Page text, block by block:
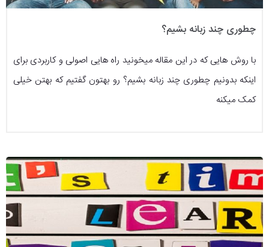
چطوری چند زبانه بشیم؟
با روش هایی که در این مقاله میخونید راه هایی اصولی و کاربردی برای
اینکه بدونیم چطوری چند زبانه بشیم؟ رو بهتون گفتیم که بهتن خیلی
کمک میکنه